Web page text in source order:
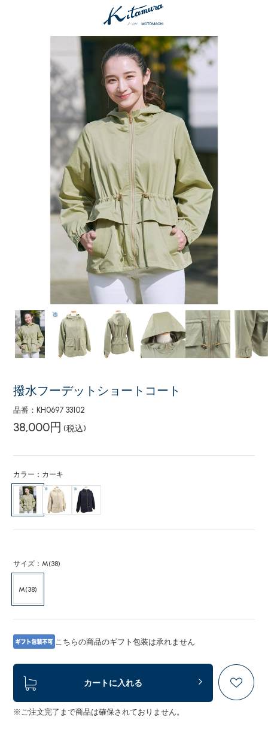
撥水フーデットショートコート
品番：KH0697 33102
38,000円 (税込)
カラー：カーキ
サイズ：M(38)
M(38)
こちらの商品のギフト包装は承れません
カートに入れる
※ご注文完了まで商品は確保されておりません。